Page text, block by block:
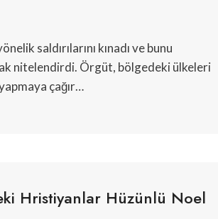
saldırılarını kınadı ve bunu
nitelendirdi. Örgüt, bölgedeki ülkeleri
çağır…
Hristiyanlar Hüzünlü Noel